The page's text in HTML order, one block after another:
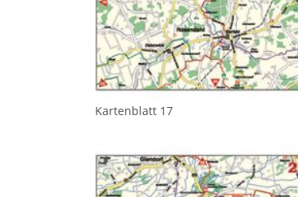
Kartenblatt 17